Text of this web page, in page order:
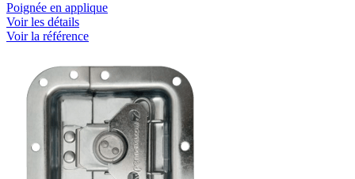
Poignée en applique
Voir les détails
Voir la référence